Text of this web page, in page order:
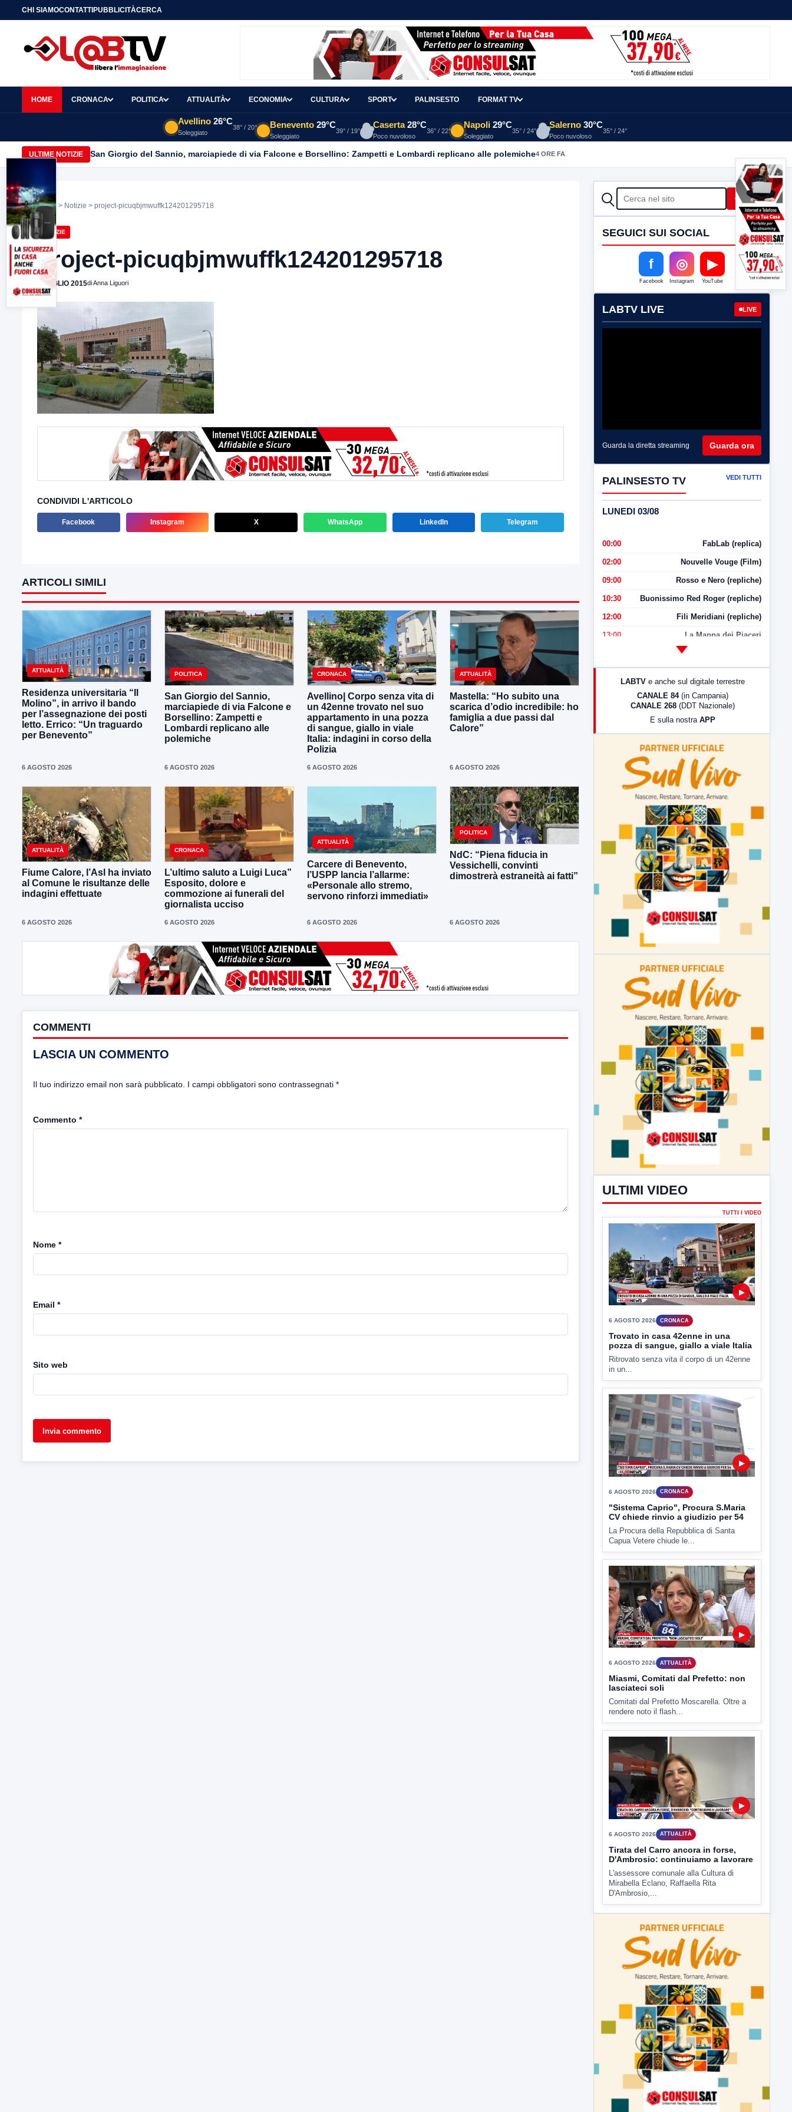
CHI SIAMOCONTATTIPUBBLICITÀCERCA
HOME CRONACA POLITICA ATTUALITÀ ECONOMIA CULTURA SPORT PALINSESTO FORMAT TV
Avellino 26°C
Soleggiato
38° / 20° Benevento 29°C
Soleggiato
39° / 19°
Caserta 28°C
Poco nuvoloso
36° / 22°
Napoli 29°C
Soleggiato
35° / 24°
Salerno 30°C
Poco nuvoloso
35° / 24°
ULTIME NOTIZIE San Giorgio del Sannio, marciapiede di via Falcone e Borsellino: Zampetti e Lombardi replicano alle polemiche4 ORE FA
Home > Notizie > project-picuqbjmwuffk124201295718
NOTIZIE
project-picuqbjmwuffk124201295718
3 LUGLIO 2015di Anna Liguori
CONDIVIDI L'ARTICOLO
Facebook Instagram X WhatsApp LinkedIn Telegram
ARTICOLI SIMILI
ATTUALITÀ
Residenza universitaria “Il
Molino”, in arrivo il bando
per l’assegnazione dei posti
letto. Errico: “Un traguardo
per Benevento”
6 AGOSTO 2026
POLITICA
San Giorgio del Sannio,
marciapiede di via Falcone e
Borsellino: Zampetti e
Lombardi replicano alle
polemiche
6 AGOSTO 2026
CRONACA
Avellino| Corpo senza vita di
un 42enne trovato nel suo
appartamento in una pozza
di sangue, giallo in viale
Italia: indagini in corso della
Polizia
6 AGOSTO 2026
ATTUALITÀ
Mastella: “Ho subito una
scarica d’odio incredibile: ho
famiglia a due passi dal
Calore”
6 AGOSTO 2026
ATTUALITÀ
Fiume Calore, l’Asl ha inviato
al Comune le risultanze delle
indagini effettuate
6 AGOSTO 2026
CRONACA
L’ultimo saluto a Luigi Luca”
Esposito, dolore e
commozione ai funerali del
giornalista ucciso
6 AGOSTO 2026
ATTUALITÀ
Carcere di Benevento,
l’USPP lancia l’allarme:
«Personale allo stremo,
servono rinforzi immediati»
6 AGOSTO 2026
POLITICA
NdC: “Piena fiducia in
Vessichelli, convinti
dimostrerà estraneità ai fatti”
6 AGOSTO 2026
COMMENTI
LASCIA UN COMMENTO
Il tuo indirizzo email non sarà pubblicato. I campi obbligatori sono contrassegnati *
Commento *
Nome *
Email *
Sito web
CERCA Cerca
SEGUICI SUI SOCIAL
f
Facebook
◎
Instagram
▶
YouTube
LABTV LIVE LIVE
Guarda la diretta streaming Guarda ora
PALINSESTO TV VEDI TUTTI
LUNEDI 03/08
00:00 FabLab (replica)
02:00 Nouvelle Vouge (Film)
09:00 Rosso e Nero (repliche)
10:30 Buonissimo Red Roger (repliche)
12:00 Fili Meridiani (repliche)
13:00 La Mappa dei Piaceri
LabNews (Diretta)
LabNews (replica)
LABTV e anche sul digitale terrestre
CANALE 84 (in Campania)
CANALE 268 (DDT Nazionale)
E sulla nostra APP
ULTIMI VIDEO
TUTTI I VIDEO
▶
6 AGOSTO 2026 CRONACA
Trovato in casa 42enne in una
pozza di sangue, giallo a viale Italia
Ritrovato senza vita il corpo di un 42enne
in un...
▶
6 AGOSTO 2026 CRONACA
"Sistema Caprio", Procura S.Maria
CV chiede rinvio a giudizio per 54
La Procura della Repubblica di Santa
Capua Vetere chiude le...
▶
6 AGOSTO 2026 ATTUALITÀ
Miasmi, Comitati dal Prefetto: non
lasciateci soli
Comitati dal Prefetto Moscarella. Oltre a
rendere noto il flash...
▶
6 AGOSTO 2026 ATTUALITÀ
Tirata del Carro ancora in forse,
D'Ambrosio: continuiamo a lavorare
L'assessore comunale alla Cultura di
Mirabella Eclano, Raffaella Rita
D'Ambrosio,...